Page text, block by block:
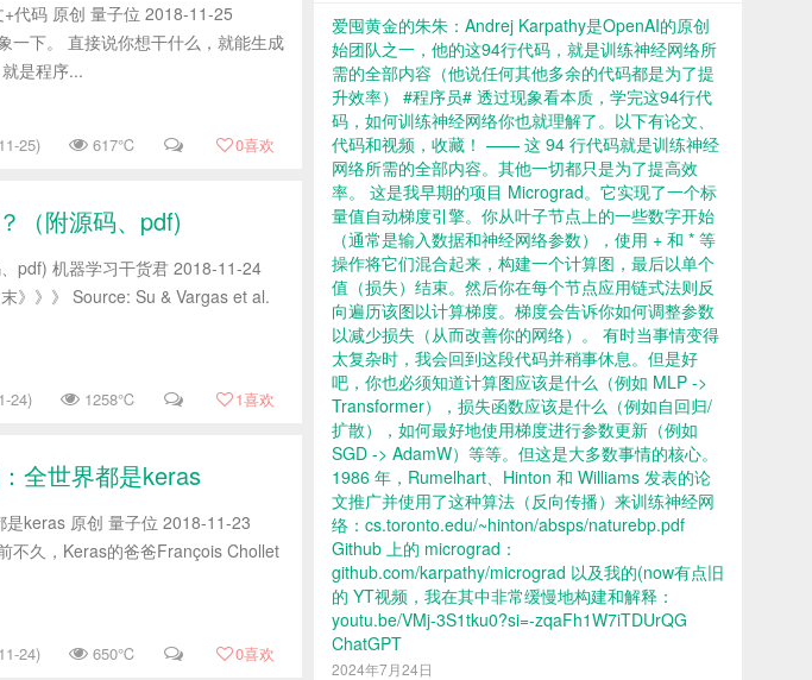
代码 原创 量子位 2018-11-25
一下。 直接说你想干什么，就能生成
是程序...
25) 617℃ 0喜欢
（附源码、pdf)
pdf) 机器学习干货君 2018-11-24
》》》 Source: Su & Vargas et al.
24) 1258℃ 1喜欢
全世界都是keras
keras 原创 量子位 2018-11-23
不久，Keras的爸爸François Chollet
24) 650℃ 0喜欢
爱囤黄金的朱朱：Andrej Karpathy是OpenAI的原创
始团队之一，他的这94行代码，就是训练神经网络所
需的全部内容（他说任何其他多余的代码都是为了提
升效率） #程序员# 透过现象看本质，学完这94行代
码，如何训练神经网络你也就理解了。以下有论文、
代码和视频，收藏！ —— 这 94 行代码就是训练神经
网络所需的全部内容。其他一切都只是为了提高效
率。 这是我早期的项目 Micrograd。它实现了一个标
量值自动梯度引擎。你从叶子节点上的一些数字开始
（通常是输入数据和神经网络参数），使用 + 和 * 等
操作将它们混合起来，构建一个计算图，最后以单个
值（损失）结束。然后你在每个节点应用链式法则反
向遍历该图以计算梯度。梯度会告诉你如何调整参数
以减少损失（从而改善你的网络）。 有时当事情变得
太复杂时，我会回到这段代码并稍事休息。但是好
吧，你也必须知道计算图应该是什么（例如 MLP ->
Transformer），损失函数应该是什么（例如自回归/
扩散），如何最好地使用梯度进行参数更新（例如
SGD -> AdamW）等等。但这是大多数事情的核心。
1986 年，Rumelhart、Hinton 和 Williams 发表的论
文推广并使用了这种算法（反向传播）来训练神经网
络：cs.toronto.edu/~hinton/absps/naturebp.pdf
Github 上的 micrograd：
github.com/karpathy/micrograd 以及我的(now有点旧
的 YT视频，我在其中非常缓慢地构建和解释：
youtu.be/VMj-3S1tku0?si=-zqaFh1W7iTDUrQG
ChatGPT
2024年7月24日